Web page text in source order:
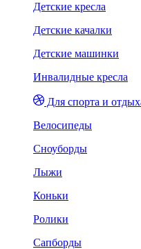
Детские кресла
Детские качалки
Детские машинки
Инвалидные кресла
Для спорта и
Велосипеды
Сноуборды
Лыжи
Коньки
Ролики
Сапборды